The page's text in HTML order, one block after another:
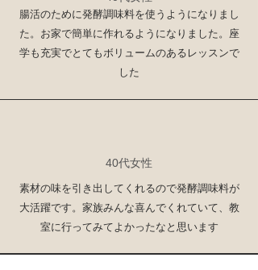
腸活のために発酵調味料を使うようになりまし
た。お家で簡単に作れるようになりました。座
学も充実でとてもボリュームのあるレッスンで
した
40代女性
素材の味を引き出してくれるので発酵調味料が
大活躍です。家族みんな喜んでくれていて、教
室に行ってみてよかったなと思います